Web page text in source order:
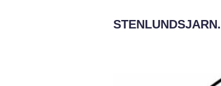
STENLUNDSJARN.